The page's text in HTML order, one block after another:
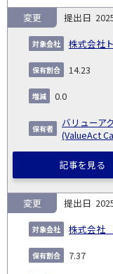
株式会社
変更
14.23
0.0
バリューア
(ValueAct
記事を見る
株式会社
変更
7.37